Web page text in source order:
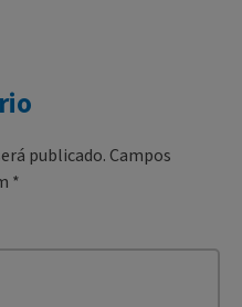
publicado.Campos
*